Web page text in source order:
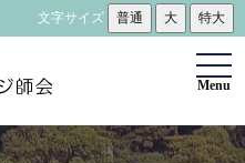
Menu
文字サイズ 普通 大 特大